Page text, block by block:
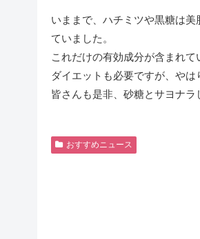
いままで、ハチミツや黒糖は
ていました。
これだけの有効成分が含まれ
ダイエットも必要ですが、や
皆さんも是非、砂糖とサヨナ
おすすめニュース